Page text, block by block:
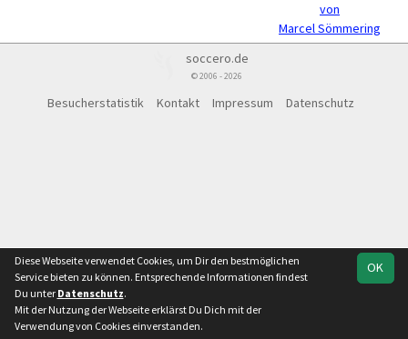
von
Marcel Sömmering
soccero.de
© 2006 - 2026
Besucherstatistik Kontakt Impressum Datenschutz
OK
Diese Webseite verwendet Cookies, um Dir den bestmöglichen
Service bieten zu können. Entsprechende Informationen findest
Du unter Datenschutz.
Mit der Nutzung der Webseite erklärst Du Dich mit der
Verwendung von Cookies einverstanden.